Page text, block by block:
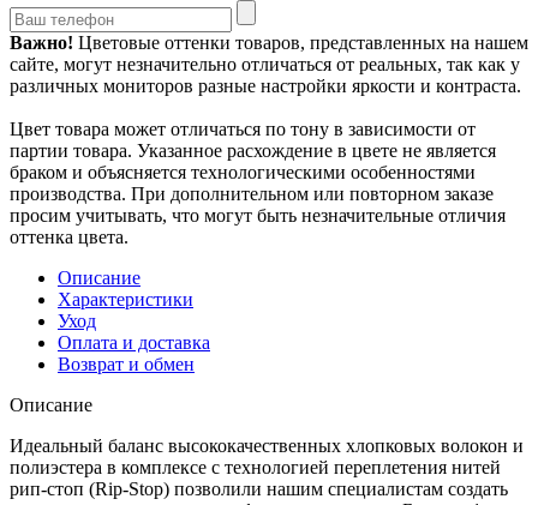
Важно! Цветовые оттенки товаров, представленных на нашем
сайте, могут незначительно отличаться от реальных, так как у
различных мониторов разные настройки яркости и контраста.
Цвет товара может отличаться по тону в зависимости от
партии товара. Указанное расхождение в цвете не является
браком и объясняется технологическими особенностями
производства. При дополнительном или повторном заказе
просим учитывать, что могут быть незначительные отличия
оттенка цвета.
Описание
Характеристики
Уход
Оплата и доставка
Возврат и обмен
Описание
Идеальный баланс высококачественных хлопковых волокон и
полиэстера в комплексе с технологией переплетения нитей
рип-стоп (Rip-Stop) позволили нашим специалистам создать